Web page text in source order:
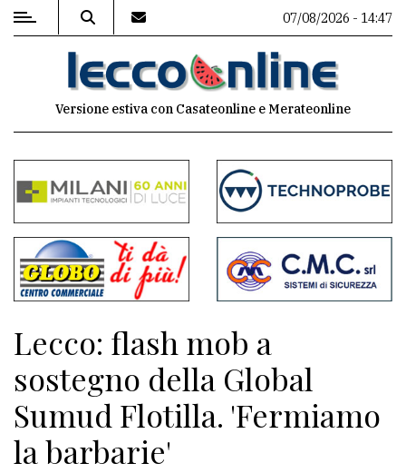
MENU
commenti
Contenuti
del
sito
Meteo
CONTATTI
La
07/08/2026 - 14:47
Versione estiva con Casateonline e Merateonline
Lecco: flash mob a
sostegno della Global
Sumud Flotilla. 'Fermiamo
la barbarie'